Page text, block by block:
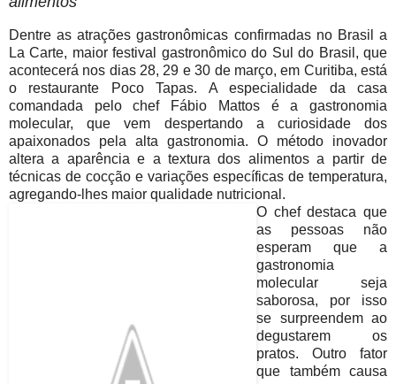
Dentre as atrações gastronômicas confirmadas no Brasil a
La Carte, maior festival gastronômico do Sul do Brasil, que
acontecerá nos dias 28, 29 e 30 de março, em Curitiba, está
o restaurante Poco Tapas. A especialidade da casa
comandada pelo chef Fábio Mattos é a gastronomia
molecular, que vem despertando a curiosidade dos
apaixonados pela alta gastronomia. O método inovador
altera a aparência e a textura dos alimentos a partir de
técnicas de cocção e variações específicas de temperatura,
agregando-lhes maior qualidade nutricional.
O chef destaca que
as pessoas não
esperam que a
gastronomia
molecular seja
saborosa, por isso
se surpreendem ao
degustarem os
pratos. Outro fator
que também causa